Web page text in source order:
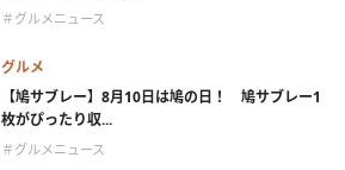
＃グルメニュース
グルメ
【鳩サブレー】8月10日は鳩の日！ 鳩サブレー1
枚がぴったり収...
＃グルメニュース